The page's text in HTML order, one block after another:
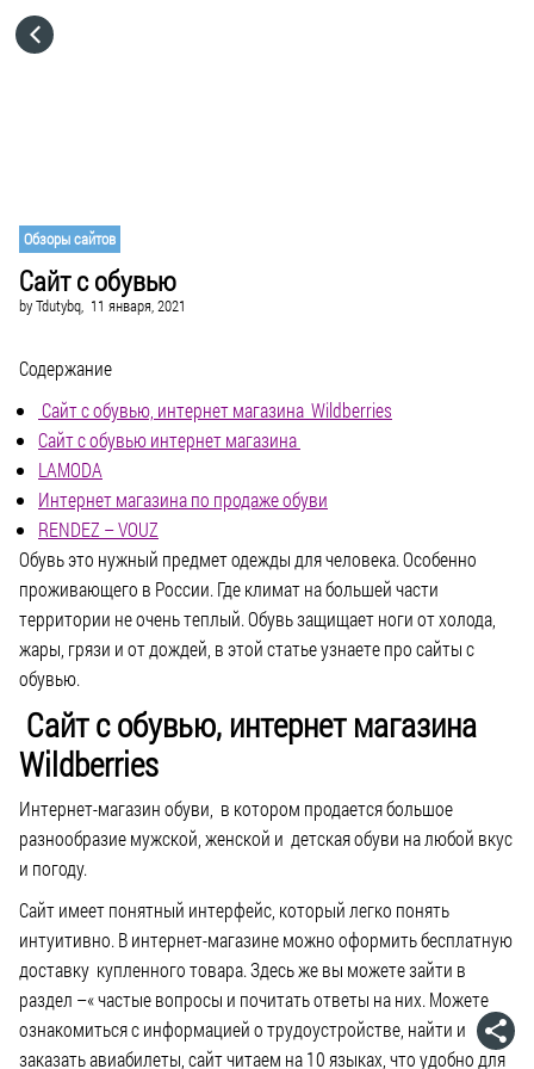
Обзоры сайтов
Сайт с обувью
byTdutybq, 11 января, 2021
Содержание
Сайт с обувью, интернет магазина Wildberries
Сайт с обувью интернет магазина
LAMODA
Интернет магазина по продаже обуви
RENDEZ – VOUZ
Обувь это нужный предмет одежды для человека. Особенно
проживающего в России. Где климат на большей части
территории не очень теплый. Обувь защищает ноги от холода,
жары, грязи и от дождей, в этой статье узнаете про сайты с
обувью.
Сайт с обувью, интернет магазина
Wildberries
Интернет-магазин обуви, в котором продается большое
разнообразие мужской, женской и детская обуви на любой вкус
и погоду.
Сайт имеет понятный интерфейс, который легко понять
интуитивно. В интернет-магазине можно оформить бесплатную
доставку купленного товара. Здесь же вы можете зайти в
раздел –« частые вопросы и почитать ответы на них. Можете
ознакомиться с информацией о трудоустройстве, найти и
заказать авиабилеты, сайт читаем на 10 языках, что удобно для